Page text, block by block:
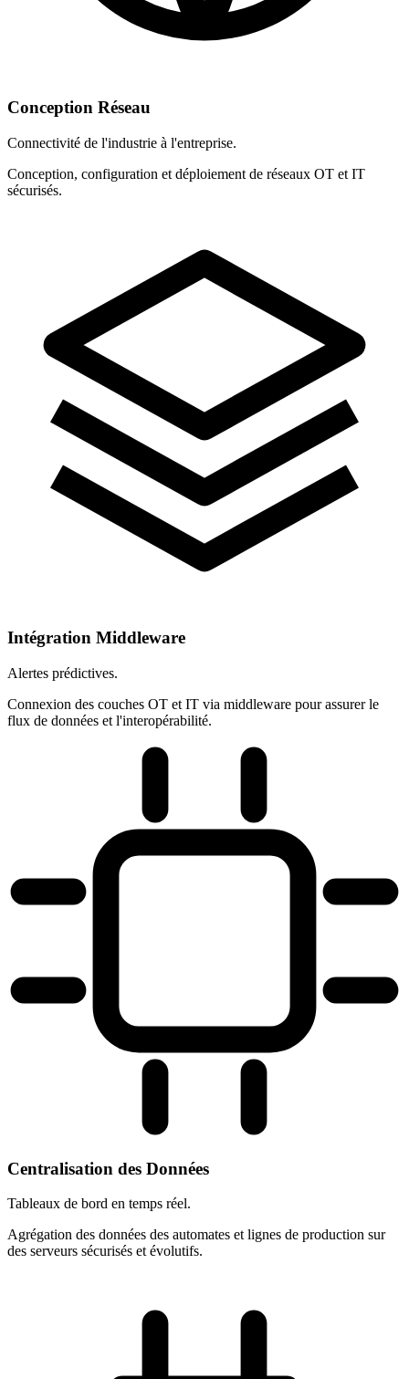
Conception Réseau
Connectivité de l'industrie à l'entreprise.
Conception, configuration et déploiement de réseaux OT et IT
sécurisés.
Intégration Middleware
Alertes prédictives.
Connexion des couches OT et IT via middleware pour assurer le
flux de données et l'interopérabilité.
Centralisation des Données
Tableaux de bord en temps réel.
Agrégation des données des automates et lignes de production sur
des serveurs sécurisés et évolutifs.